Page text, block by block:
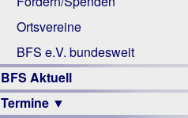
Links
Ortsvereine
BFS e.V. bundesweit
BFS Aktuell
Termine ▼